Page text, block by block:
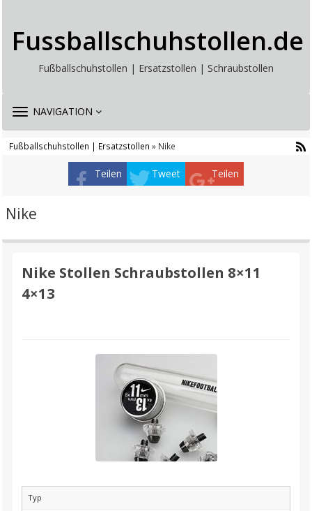
Fussballschuhstollen.de
Fußballschuhstollen | Ersatzstollen | Schraubstollen
TOGGLE
NAVIGATION
Fußballschuhstollen | Ersatzstollen » Nike
Teilen Tweet Teilen
Nike
Nike Stollen Schraubstollen 8×11
4×13
Typ